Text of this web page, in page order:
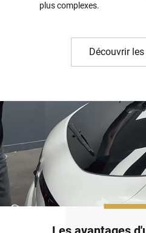
plus complexes.
Découvrir